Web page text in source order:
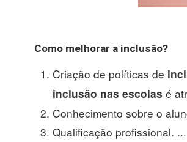
Como melhorar a inclusão?
Criação de políticas de
inclusão nas escolas é
Conhecimento sobre o
Qualificação profissional. ...